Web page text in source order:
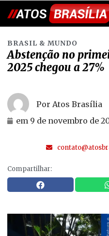
BRASIL & MUNDO
Abstenção no
2025 chegou a 27%
Por Atos Brasília
em 9 de novembro de
Compartilhar: